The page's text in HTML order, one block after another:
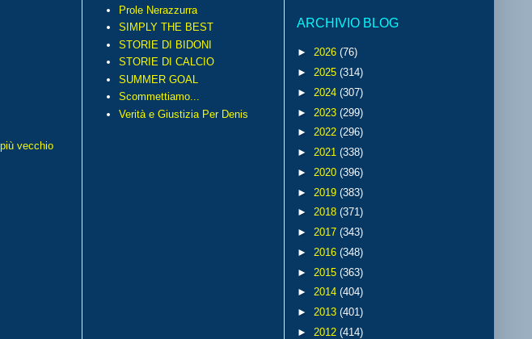
vecchio
Prole Nerazzurra
SIMPLY THE BEST
STORIE DI BIDONI
STORIE DI CALCIO
SUMMER GOAL
Scommettiamo...
Verità e Giustizia Per Denis
ARCHIVIO BLOG
► 2026 (76)
► 2025 (314)
► 2024 (307)
► 2023 (299)
► 2022 (296)
► 2021 (338)
► 2020 (396)
► 2019 (383)
► 2018 (371)
► 2017 (343)
► 2016 (348)
► 2015 (363)
► 2014 (404)
► 2013 (401)
► 2012 (414)